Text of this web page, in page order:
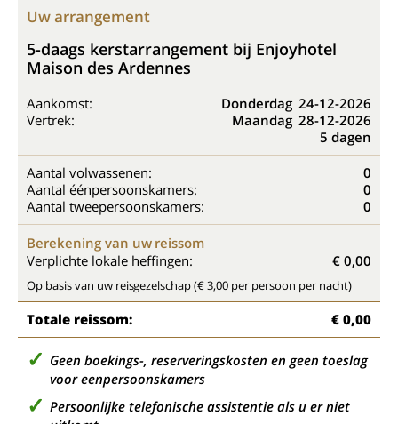
Uw arrangement
5-daags kerstarrangement bij Enjoyhotel
Maison des Ardennes
Aankomst: Donderdag 24-12-2026
Vertrek:
Maandag 28-12-2026
5 dagen
Aantal volwassenen:
0
Aantal éénpersoonskamers:
0
Aantal tweepersoonskamers:
0
Berekening van uw reissom
Verplichte lokale heffingen:
€ 0,00
Op basis van uw reisgezelschap (€ 3,00 per persoon per nacht)
Totale reissom: € 0,00
Geen boekings-, reserveringskosten en geen toeslag
voor eenpersoonskamers
Persoonlijke telefonische assistentie als u er niet